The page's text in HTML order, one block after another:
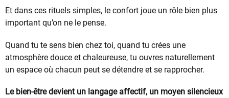
Et dans ces rituels simples, le confort joue un rôle bien plus
important qu’on ne le pense.
Quand tu te sens bien chez toi, quand tu crées une
atmosphère douce et chaleureuse, tu ouvres naturellement
un espace où chacun peut se détendre et se rapprocher.
Le bien-être devient un langage affectif, un moyen silencieux